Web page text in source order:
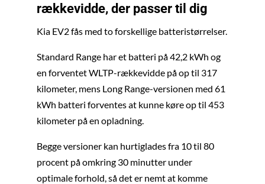
rækkevidde, der passer til dig
Kia EV2 fås med to forskellige batteristørrelser.
Standard Range har et batteri på 42,2 kWh og
en forventet WLTP-rækkevidde på op til 317
kilometer, mens Long Range-versionen med 61
kWh batteri forventes at kunne køre op til 453
kilometer på en opladning.
Begge versioner kan hurtiglades fra 10 til 80
procent på omkring 30 minutter under
optimale forhold, så det er nemt at komme